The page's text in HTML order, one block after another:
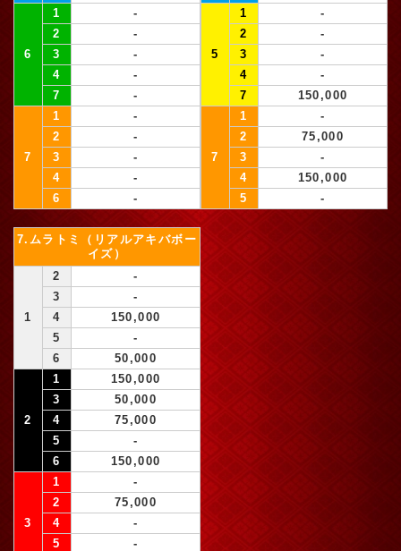
6
1
-
2
-
3
-
4
-
7
-
7
1
-
2
-
3
-
4
-
6
-
5
1
-
2
-
3
-
4
-
7
150,000
7
1
-
2
75,000
3
-
4
150,000
5
-
7.ムラトミ（リアルアキバボー
イズ）
1
2
-
3
-
4
150,000
5
-
6
50,000
2
1
150,000
3
50,000
4
75,000
5
-
6
150,000
3
1
-
2
75,000
4
-
5
-